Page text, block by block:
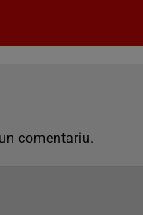
comentariu.